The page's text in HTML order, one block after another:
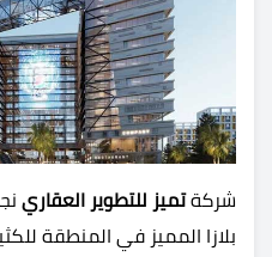
شركةتميز للتطوير العقاري
بلازا المميز في المنطقة